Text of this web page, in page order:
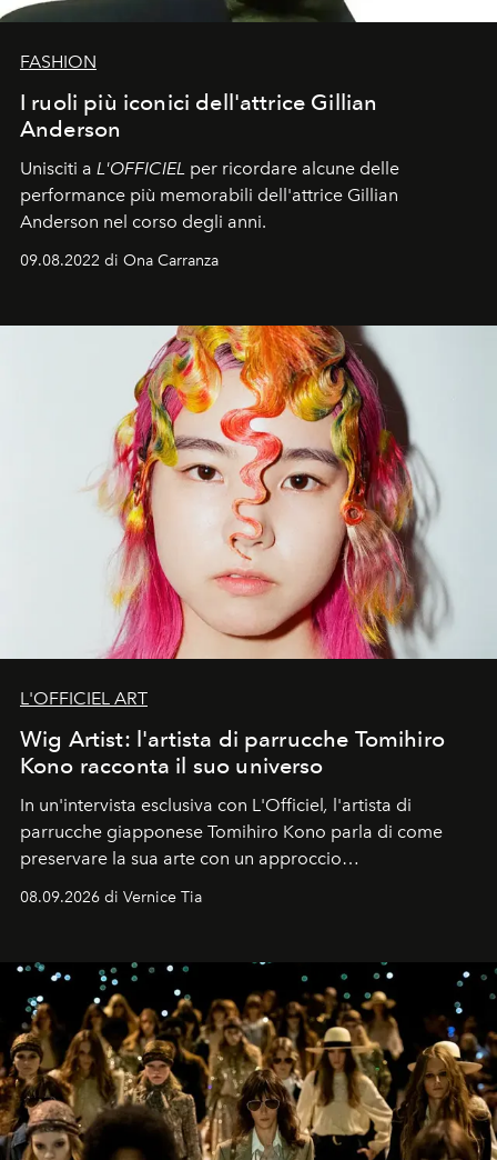
FASHION
I ruoli più iconici dell'attrice Gillian
Anderson
Unisciti a L'OFFICIEL per ricordare alcune delle
performance più memorabili dell'attrice Gillian
Anderson nel corso degli anni.
09.08.2022 di Ona Carranza
L'OFFICIEL ART
Wig Artist: l'artista di parrucche Tomihiro
Kono racconta il suo universo
In un'intervista esclusiva con L'Officiel , l'artista di
parrucche giapponese Tomihiro Kono parla di come
preservare la sua arte con un approccio
contemporaneo.
08.09.2026 di Vernice Tia